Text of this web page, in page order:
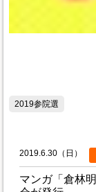
2019参院選
2019.6.30（日）
マンガ「倉林